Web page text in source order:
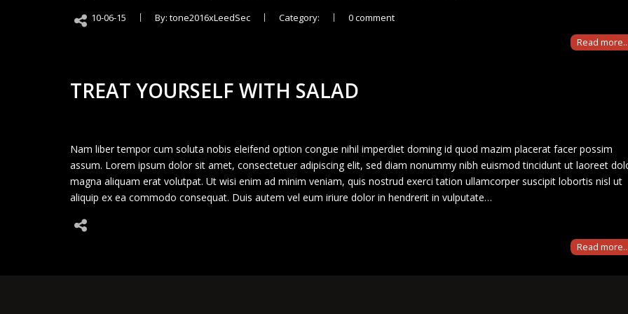
Read more...
10-06-15 By: tone2016xLeedSec Category: 0 comment
TREAT YOURSELF WITH SALAD
Nam liber tempor cum soluta nobis eleifend option congue nihil imperdiet doming id quod mazim placerat facer possim
assum. Lorem ipsum dolor sit amet, consectetuer adipiscing elit, sed diam nonummy nibh euismod tincidunt ut laoreet
magna aliquam erat volutpat. Ut wisi enim ad minim veniam, quis nostrud exerci tation ullamcorper suscipit lobortis nisl ut
aliquip ex ea commodo consequat. Duis autem vel eum iriure dolor in hendrerit in vulputate…
Read more...